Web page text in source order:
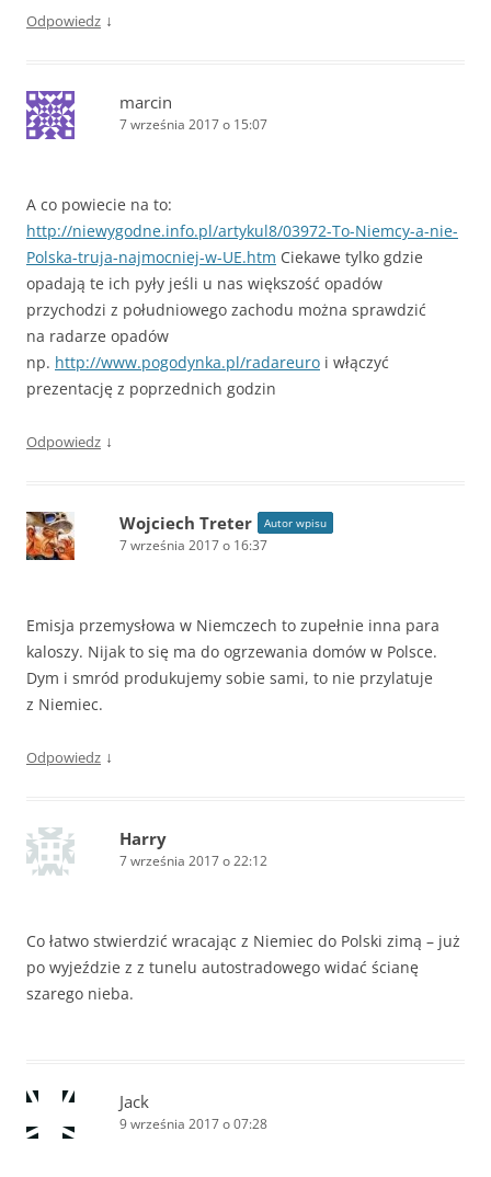
Odpowiedz ↓
marcin
7 września 2017 o 15:07
A co powiecie na to:
http://niewygodne.info.pl/artykul8/03972-To-Niemcy-a-nie-
Polska-truja-najmocniej-w-UE.htm Ciekawe tylko gdzie
opadają te ich pyły jeśli u nas większość opadów
przychodzi z południowego zachodu można sprawdzić
na radarze opadów
np. http://www.pogodynka.pl/radareuro i włączyć
prezentację z poprzednich godzin
Odpowiedz ↓
Wojciech Treter Autor wpisu
7 września 2017 o 16:37
Emisja przemysłowa w Niemczech to zupełnie inna para
kaloszy. Nijak to się ma do ogrzewania domów w Polsce.
Dym i smród produkujemy sobie sami, to nie przylatuje
z Niemiec.
Odpowiedz ↓
Harry
7 września 2017 o 22:12
Co łatwo stwierdzić wracając z Niemiec do Polski zimą – już
po wyjeździe z z tunelu autostradowego widać ścianę
szarego nieba.
Jack
9 września 2017 o 07:28